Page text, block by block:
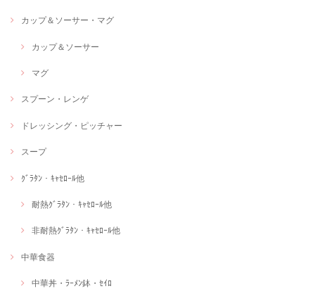
カップ＆ソーサー・マグ
カップ＆ソーサー
マグ
スプーン・レンゲ
ドレッシング・ピッチャー
スープ
ｸﾞﾗﾀﾝ・ｷｬｾﾛｰﾙ他
耐熱ｸﾞﾗﾀﾝ・ｷｬｾﾛｰﾙ他
非耐熱ｸﾞﾗﾀﾝ・ｷｬｾﾛｰﾙ他
中華食器
中華丼・ﾗｰﾒﾝ鉢・ｾｲﾛ